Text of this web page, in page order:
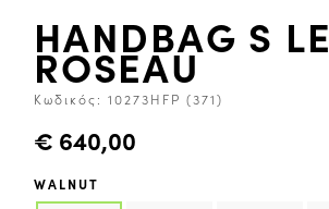
HANDBAG S LE
ROSEAU
Κωδικός: 10273HFP (371)
€ 640,00
WALNUT